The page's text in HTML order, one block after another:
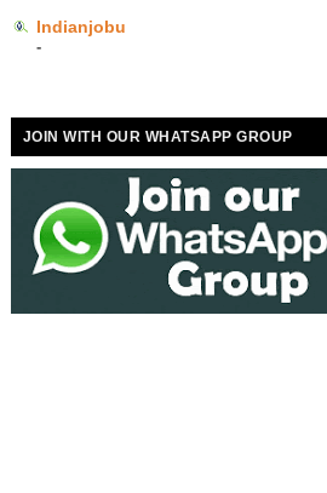
Indianjobu
-
JOIN WITH OUR WHATSAPP GROUP